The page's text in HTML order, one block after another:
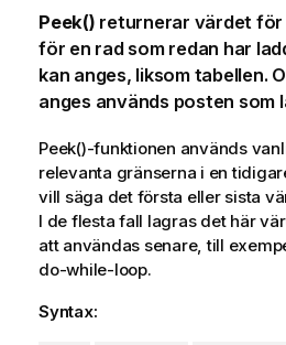
Peek() returnerar värdet
för en rad som redan har
kan anges, liksom tabellen.
anges används posten som
Peek()-funktionen används
relevanta gränserna i en
vill säga det första eller sista
I de flesta fall lagras det här
att användas senare, till
do-while-loop.
Syntax: